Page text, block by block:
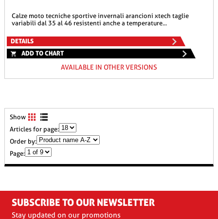
calze moto tecniche sportive invernali arancioni xtech taglie
variabili dal 35 al 46 resistenti anche a temperature...
DETAILS
ADD TO CHART
AVAILABLE IN OTHER VERSIONS
Show
Articles for page:
Order by:
Page:
SUBSCRIBE TO OUR NEWSLETTER
Stay updated on our promotions